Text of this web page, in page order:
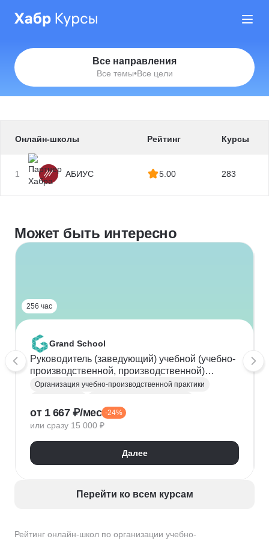
Все направления
Все темы•Все цели
Рейтинг онлайн-школ по организации учебно-
Онлайн-школы Рейтинг Курсы
1 АБИУС 5.00 283
Может быть интересно
256 час
Grand School
Руководитель (заведующий) учебной (учебно-
производственной, производственной)
практики
Организация учебно-производственной практики
от 1 667 ₽/мес -24%
или сразу 15 000 ₽
Далее
Перейти ко всем курсам